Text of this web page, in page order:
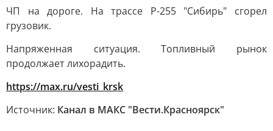
ЧП на дороге. На трассе Р-255 "Сибирь" сгорел
грузовик.
Напряженная ситуация. Топливный рынок
продолжает лихорадить.
https://max.ru/vesti_krsk
Источник: Канал в МАКС "Вести.Красноярск"